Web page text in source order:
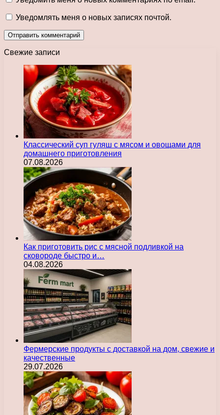
Уведомлять меня о новых записях почтой.
Свежие записи
Классический суп гуляш с мясом и овощами для
домашнего приготовления
07.08.2026
Как приготовить рис с мясной подливкой на
сковороде быстро и…
04.08.2026
Фермерские продукты с доставкой на дом, свежие и
качественные
29.07.2026